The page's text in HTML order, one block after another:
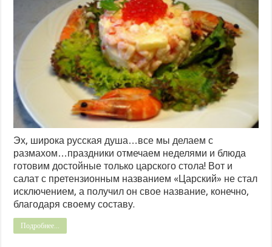
Эх, широка русская душа…все мы делаем с
размахом…праздники отмечаем неделями и блюда
готовим достойные только царского стола! Вот и
салат с претензионным названием «Царский» не стал
исключением, а получил он свое название, конечно,
благодаря своему составу.
Подробнее...